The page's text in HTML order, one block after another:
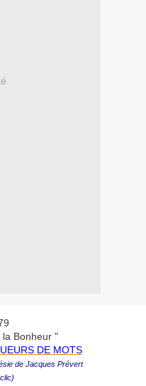
Bonheur "
DE MOTS
de Jacques Prévert